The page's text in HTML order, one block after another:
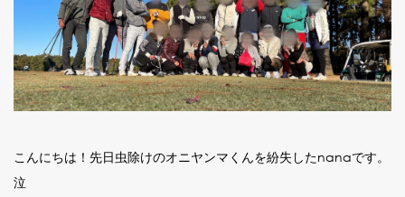
こんにちは！先日虫除けのオニヤンマくんを紛失したnanaです。
泣